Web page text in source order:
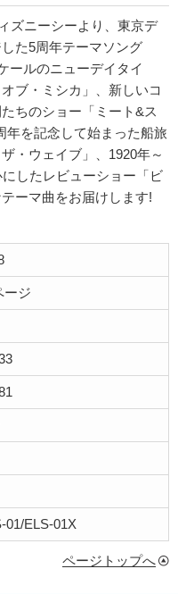
ズニーシーより、東京デ
た5周年テーマソング
ールのニューデイタイ
ブ・ミシカ」、新しいコ
ちのショー「ミート&ス
年を記念して始まった船旅
・ウェイブ」、1920年～
したレビューショー「ビ
ーマ曲をお届けします!
ージ
01/ELS-01X
ページトップへ